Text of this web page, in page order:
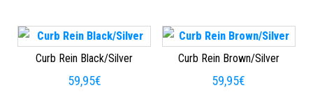
Curb Rein Black/Silver
59,95€
Curb Rein Brown/Silver
59,95€